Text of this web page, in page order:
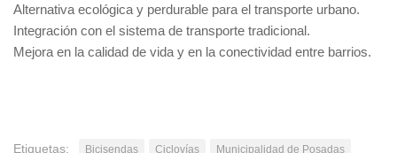
Alternativa ecológica y perdurable para el transporte urbano.
Integración con el sistema de transporte tradicional.
Mejora en la calidad de vida y en la conectividad entre barrios.
Etiquetas: Bicisendas Ciclovías
Municipalidad de Posadas